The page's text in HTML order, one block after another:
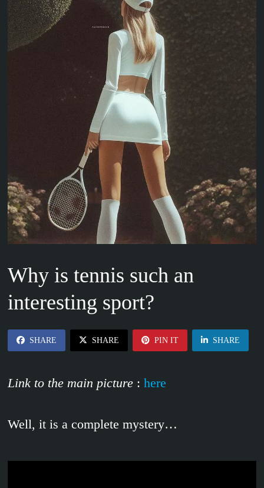
Why is tennis such an
interesting sport?
SHARE SHARE PIN IT SHARE
Link to the main picture: here
Well, it is a complete mystery…